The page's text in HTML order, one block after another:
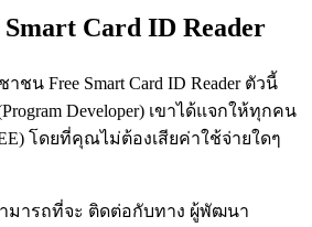
Card ID Reader
น Free Smart Card ID Reader ตัวนี้
Developer) เขาได้แจกให้ทุกคน
โดยที่คุณไม่ต้องเสียค่าใช้จ่ายใดๆ
มารถที่จะ ติดต่อกับทาง ผู้พัฒนา